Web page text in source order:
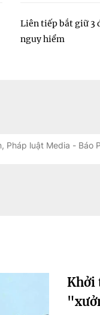
Liên tiếp bắt giữ 3
nguy hiểm
Khởi